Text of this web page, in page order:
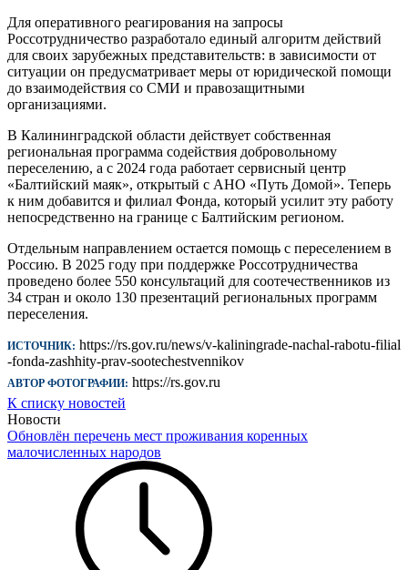
Для оперативного реагирования на запросы
Россотрудничество разработало единый алгоритм действий
для своих зарубежных представительств: в зависимости от
ситуации он предусматривает меры от юридической помощи
до взаимодействия со СМИ и правозащитными
организациями.
В Калининградской области действует собственная
региональная программа содействия добровольному
переселению, а с 2024 года работает сервисный центр
«Балтийский маяк», открытый с АНО «Путь Домой». Теперь
к ним добавится и филиал Фонда, который усилит эту работу
непосредственно на границе с Балтийским регионом.
Отдельным направлением остается помощь с переселением в
Россию. В 2025 году при поддержке Россотрудничества
проведено более 550 консультаций для соотечественников из
34 стран и около 130 презентаций региональных программ
переселения.
ИСТОЧНИК: https://rs.gov.ru/news/v-kaliningrade-nachal-rabotu-filial
-fonda-zashhity-prav-sootechestvennikov
АВТОР ФОТОГРАФИИ: https://rs.gov.ru
К списку новостей
Новости
Обновлён перечень мест проживания коренных
малочисленных народов